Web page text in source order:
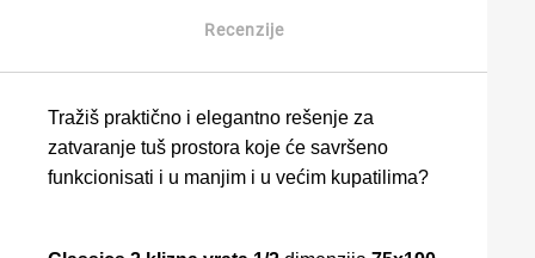
Recenzije
Tražiš praktično i elegantno rešenje za
zatvaranje tuš prostora koje će savršeno
funkcionisati i u manjim i u većim kupatilima?